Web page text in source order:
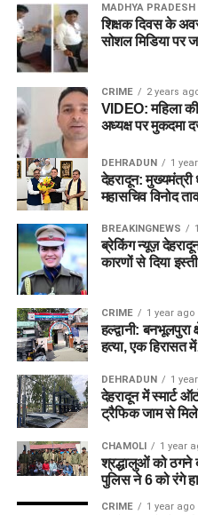
MADHYA PRADESH
शिक्षक दिवस के
सोशल मिडिया पर
CRIME 2 years
VIDEO: महिला
अध्यक्ष पर मुकदमा
DEHRADUN 1
देहरादून: मुख्यमंत्री
महासचिव विनोद
BREAKINGNEWS
ब्रेकिंग न्यूज़
कारणों से दिया
CRIME 1 year ago
हल्द्वानी:
हत्या, एक हिरासत
DEHRADUN 1
देहरादून में स्मार्ट
ट्रैफिक जाम से
CHAMOLI 1 year
श्रद्धालुओं को ठगने
पुलिस ने 6 को रंगे
CRIME 1 year ago